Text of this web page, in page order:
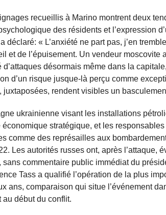
recueillis à Marino montrent deux
des résidents et l’expression
déclaré: « L’anxiété ne part pas, j’en
et de l’épuisement. Un vendeur moscovite
d’attaques désormais même dans la
d’un risque jusque-là perçu comme
juxtaposées, rendent visibles un
ukrainienne visant les installations
économique stratégique, et les
comme des représailles aux
Les autorités russes ont, après l’attaque,
sans commentaire public immédiat du
Tass a qualifié l’opération de la plus
ans, comparaison qui situe l’événement
au début du conflit.